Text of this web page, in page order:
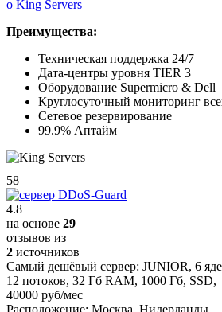
о King Servers
Преимущества:
Техническая поддержка 24/7
Дата-центры уровня TIER 3
Оборудование Supermicro & Dell
Круглосуточный мониторинг
Сетевое резервирование
99.9% Аптайм
58
4.8
на основе 29
отзывов из
2 источников
Самый дешёвый сервер: JUNIOR, 6
12 потоков, 32 Гб RAM, 1000 Гб, SSD,
40000 руб/мес
Расположение: Москва, Нидерланды